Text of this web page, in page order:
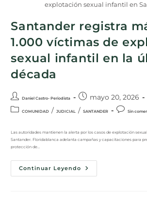
explotación sexual infantil en
Santander registra
1.000 víctimas de
sexual infantil en la
década
Daniel Castro- Periodista mayo 20, 2026
COMUNIDAD / JUDICIAL / SANTANDER Sin
Las autoridades mantienen la alerta por los casos de explotación
Santander. Floridablanca adelanta campañas y capacitaciones para
protección de…
Continuar Leyendo